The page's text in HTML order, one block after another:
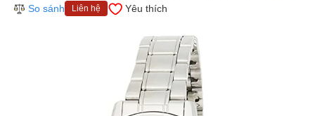
So sánh
Liên hệ Yêu thích